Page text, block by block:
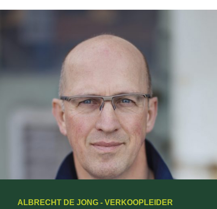
ALBRECHT DE JONG - VERKOOPLEIDER